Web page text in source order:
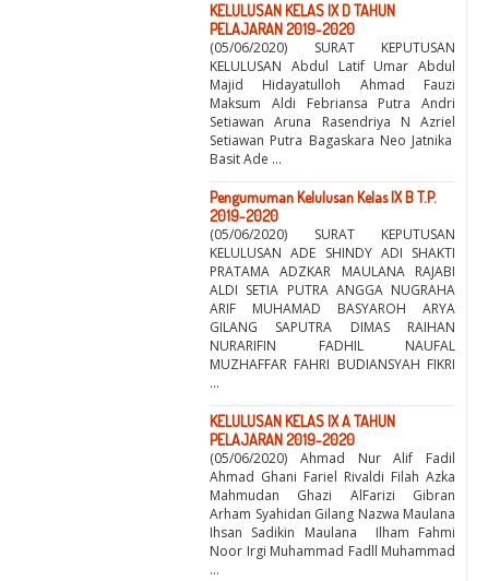
KELULUSAN KELAS IX D TAHUN
PELAJARAN 2019-2020
(05/06/2020) SURAT KEPUTUSAN
KELULUSAN Abdul Latif Umar Abdul
Majid Hidayatulloh Ahmad Fauzi
Maksum Aldi Febriansa Putra Andri
Setiawan Aruna Rasendriya N Azriel
Setiawan Putra Bagaskara Neo Jatnika
Basit Ade ...
Pengumuman Kelulusan Kelas IX B T.P.
2019-2020
(05/06/2020) SURAT KEPUTUSAN
KELULUSAN ADE SHINDY ADI SHAKTI
PRATAMA ADZKAR MAULANA RAJABI
ALDI SETIA PUTRA ANGGA NUGRAHA
ARIF MUHAMAD BASYAROH ARYA
GILANG SAPUTRA DIMAS RAIHAN
NURARIFIN FADHIL NAUFAL
MUZHAFFAR FAHRI BUDIANSYAH FIKRI
...
KELULUSAN KELAS IX A TAHUN
PELAJARAN 2019-2020
(05/06/2020) Ahmad Nur Alif Fadil
Ahmad Ghani Fariel Rivaldi Filah Azka
Mahmudan Ghazi AlFarizi Gibran
Arham Syahidan Gilang Nazwa Maulana
Ihsan Sadikin Maulana Ilham Fahmi
Noor Irgi Muhammad Fadll Muhammad
...